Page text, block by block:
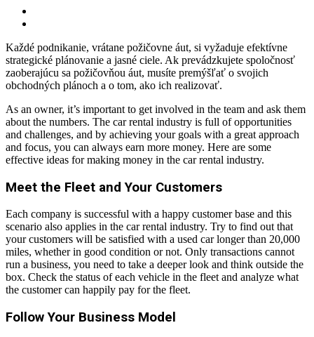
Každé podnikanie, vrátane požičovne áut, si vyžaduje efektívne
strategické plánovanie a jasné ciele. Ak prevádzkujete spoločnosť
zaoberajúcu sa požičovňou áut, musíte premýšľať o svojich
obchodných plánoch a o tom, ako ich realizovať.
As an owner, it’s important to get involved in the team and ask them
about the numbers. The car rental industry is full of opportunities
and challenges, and by achieving your goals with a great approach
and focus, you can always earn more money. Here are some
effective ideas for making money in the car rental industry.
Meet the Fleet and Your Customers
Each company is successful with a happy customer base and this
scenario also applies in the car rental industry. Try to find out that
your customers will be satisfied with a used car longer than 20,000
miles, whether in good condition or not. Only transactions cannot
run a business, you need to take a deeper look and think outside the
box. Check the status of each vehicle in the fleet and analyze what
the customer can happily pay for the fleet.
Follow Your Business Model